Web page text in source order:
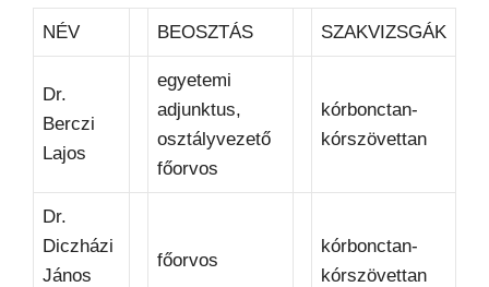
NÉV BEOSZTÁS SZAKVIZSGÁK
Dr.
Berczi
Lajos
egyetemi
adjunktus,
osztályvezető
főorvos
kórbonctan-
kórszövettan
Dr.
Diczházi
János
főorvos
kórbonctan-
kórszövettan